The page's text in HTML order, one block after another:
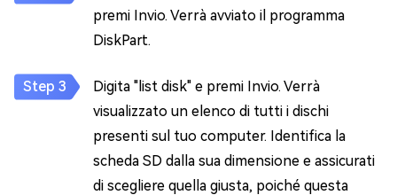
premi Invio. Verrà avviato il programma
DiskPart.
Digita "list disk" e premi Invio. Verrà
visualizzato un elenco di tutti i dischi
presenti sul tuo computer. Identifica la
scheda SD dalla sua dimensione e assicurati
di scegliere quella giusta, poiché questa